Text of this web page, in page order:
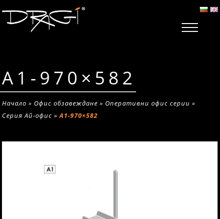
A1-970×582
Начало » Офис обзавеждане » Оперативни офис серии »
Серия Ай-офис »A1-970×582